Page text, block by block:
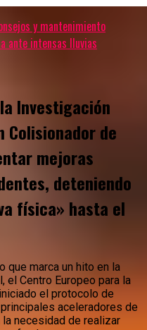
y mantenimiento
ante intensas lluvias
Investigación
Colisionador de
mejoras
deteniendo
física» hasta el
que marca un hito en la
el Centro Europeo para la
el protocolo de
aceleradores de
necesidad de realizar